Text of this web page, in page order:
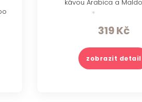
kávou Arabica a
319Kč
zobrazit detail